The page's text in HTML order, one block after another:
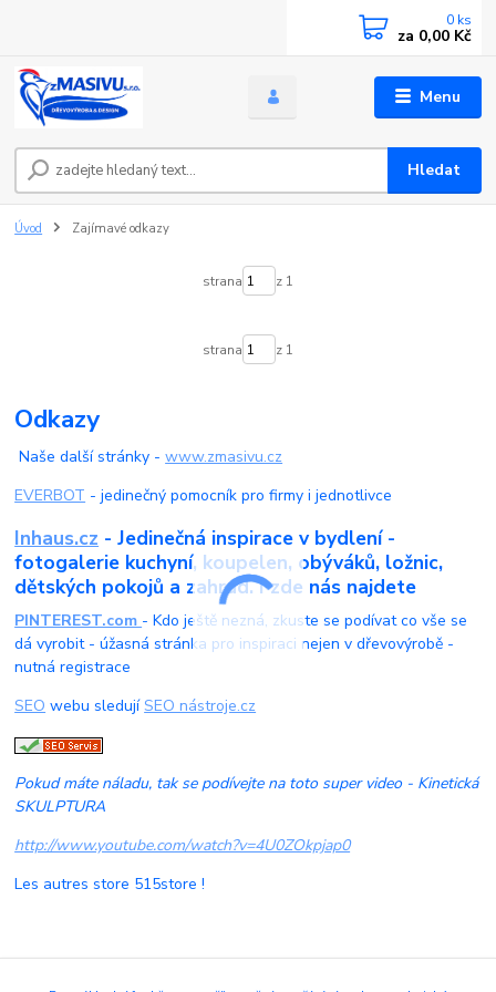
Menu
Hledat
0 ks
za 0,00 Kč
Úvod Zajímavé odkazy
strana z 1
strana z 1
Odkazy
Naše další stránky -www.zmasivu.cz
EVERBOT - jedinečný pomocník pro firmy i jednotlivce
Inhaus.cz - Jedinečná inspirace v bydlení -
fotogalerie kuchyní, koupelen, obýváků, ložnic,
dětských pokojů a zahrad. I zde nás najdete
PINTEREST.com - Kdo ještě nezná, zkuste se podívat co vše se
dá vyrobit - úžasná stránka pro inspiraci nejen v dřevovýrobě -
nutná registrace
SEO webu sledujíSEO nástroje.cz
Pokud máte náladu, tak se podívejte na toto super video - Kinetická
SKULPTURA
http://www.youtube.com/watch?v=4U0ZOkpjap0
Les autres store 515store !